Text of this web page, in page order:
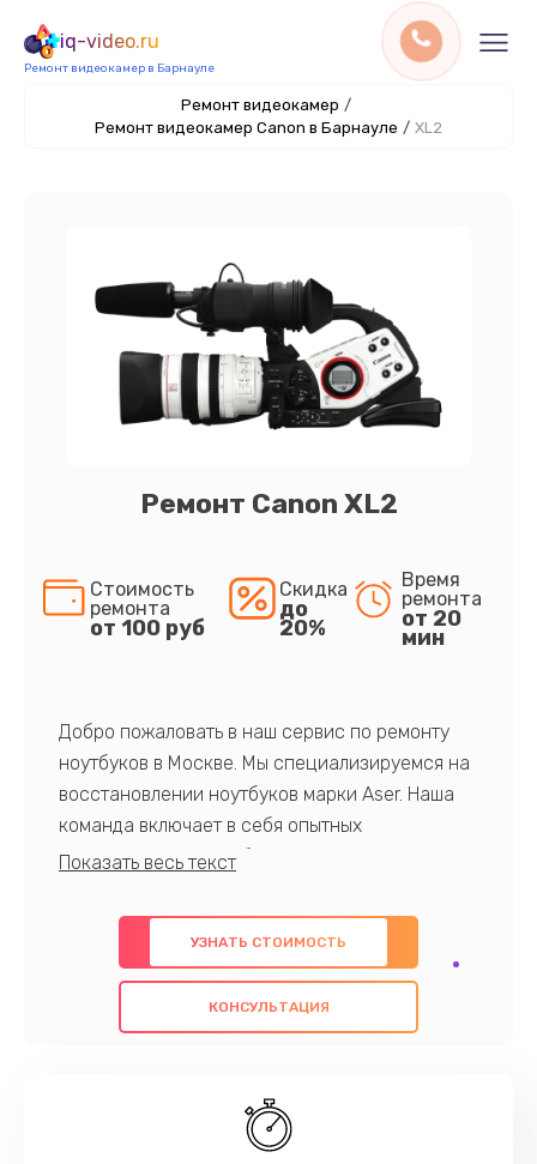
iq-video.ru
Ремонт видеокамер в Барнауле
Ремонт видеокамер /
Ремонт видеокамер Canon в Барнауле / XL2
Ремонт Canon XL2
Стоимость
ремонта
от 100 руб
Скидка
до
20%
Время
ремонта
от 20
мин
Добро пожаловать в наш сервис по ремонту
ноутбуков в Москве. Мы специализируемся на
восстановлении ноутбуков марки Aser. Наша
команда включает в себя опытных
профессионалов с обширными знаниями и
предлагаем быстрый и качественный ремонт с
использованием оригинальных компонентов, а
также гарантируем качество всех
проведенных работ. Наша цель - предоставить
наилучшим образом. Не медлите записаться на
УЗНАТЬ СТОИМОСТЬ
КОНСУЛЬТАЦИЯ